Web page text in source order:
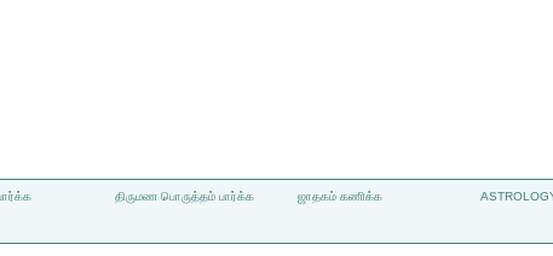
திருமண பொருத்தம் பார்க்க ஜாதகம் கணிக்க